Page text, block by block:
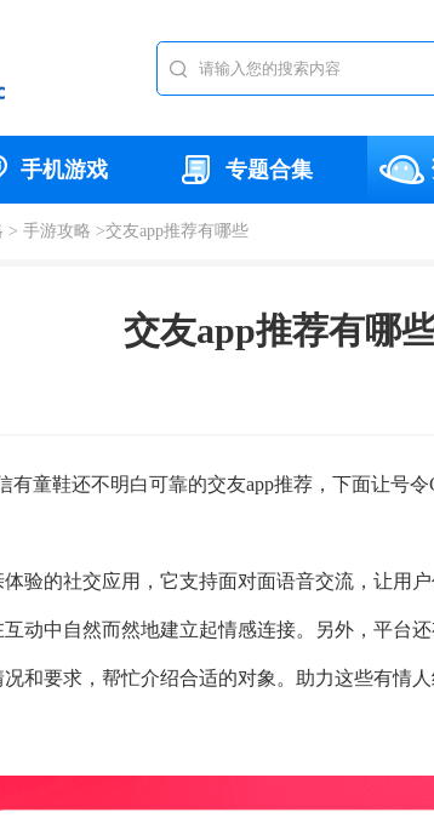
手机游戏 专题合集
> 手游攻略 >交友app推荐有哪些
交友app推荐有哪
有童鞋还不明白可靠的交友app推荐，下面让号
验的社交应用，它支持面对面语音交流，让用
动中自然而然地建立起情感连接。另外，平台
和要求，帮忙介绍合适的对象。助力这些有情